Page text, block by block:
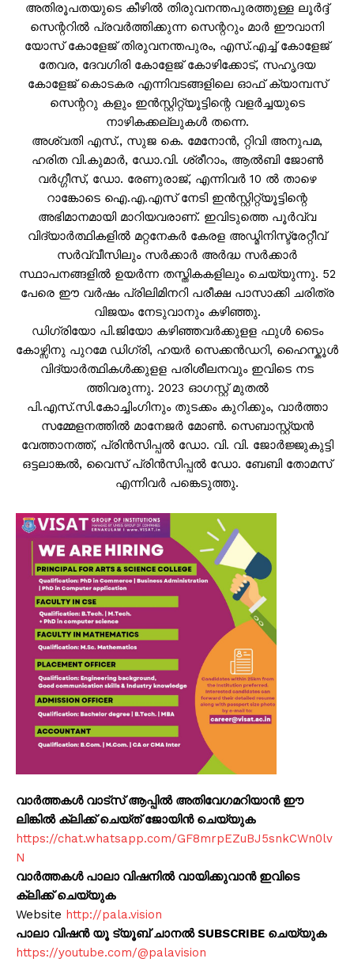
അതിരൂപതയുടെ കീഴിൽ തിരുവനന്തപുരത്തുള്ള ലൂർദ്ദ്
സെന്ററിൽ പ്രവർത്തിക്കുന്ന സെന്ററും മാർ ഈവാനി
യോസ് കോളേജ് തിരുവനന്തപുരം, എസ്.എച്ച് കോളേജ്
തേവര, ദേവഗിരി കോളേജ് കോഴിക്കോട്, സഹൃദയ
കോളേജ് കൊടകര എന്നിവടങ്ങളിലെ ഓഫ് ക്യാമ്പസ്
സെന്ററു കളും ഇൻസ്റ്റിറ്റ്യൂട്ടിന്റെ വളർച്ചയുടെ
നാഴികക്കല്ലുകൾ തന്നെ.
അശ്വതി എസ്., സുജ കെ. മേനോൻ, റ്റിവി അനുപമ,
ഹരിത വി.കുമാർ, ഡോ.വി. ശ്രീറാം, ആൽബി ജോൺ
വർഗ്ഗീസ്, ഡോ. രേണുരാജ്, എന്നിവർ 10 ൽ താഴെ
റാങ്കോടെ ഐ.എ.എസ് നേടി ഇൻസ്റ്റിറ്റ്യൂട്ടിന്റെ
അഭിമാനമായി മാറിയവരാണ്. ഇവിടുത്തെ പൂർവ്വ
വിദ്യാർത്ഥികളിൽ മറ്റനേകർ കേരള അഡ്മിനിസ്ട്രേറ്റീവ്
സർവ്വീസിലും സർക്കാർ അർദ്ധ സർക്കാർ
സ്ഥാപനങ്ങളിൽ ഉയർന്ന തസ്തികകളിലും ചെയ്യുന്നു. 52
പേരെ ഈ വർഷം പ്രിലിമിനറി പരീക്ഷ പാസാക്കി ചരിത്ര
വിജയം നേടുവാനും കഴിഞ്ഞു.
ഡിഗ്രിയോ പി.ജിയോ കഴിഞ്ഞവർക്കുളള ഫുൾ ടൈം
കോഴ്സിനു പുറമേ ഡിഗ്രി, ഹയർ സെക്കൻഡറി, ഹൈസ്കൂൾ
വിദ്യാർത്ഥികൾക്കുളള പരിശീലനവും ഇവിടെ നട
ത്തിവരുന്നു. 2023 ഓഗസ്റ്റ് മുതൽ
പി.എസ്.സി.കോച്ചിംഗിനും തുടക്കം കുറിക്കും, വാർത്താ
സമ്മേളനത്തിൽ മാനേജർ മോൺ. സെബാസ്റ്റ്യൻ
വേത്താനത്ത്, പ്രിൻസിപ്പൽ ഡോ. വി. വി. ജോർജ്ജുകുട്ടി
ഒട്ടലാങ്കൽ, വൈസ് പ്രിൻസിപ്പൽ ഡോ. ബേബി തോമസ്
എന്നിവർ പങ്കെടുത്തു.
വാർത്തകൾ വാട്സ് ആപ്പിൽ അതിവേഗമറിയാൻ ഈ
ലിങ്കിൽ ക്ലിക്ക് ചെയ്ത് ജോയിൻ ചെയ്യുക
https://chat.whatsapp.com/GF8mrpEZuBJ5snkCWn0lv
N
വാർത്തകൾ പാലാ വിഷനിൽ വായിക്കുവാൻ ഇവിടെ
ക്ലിക്ക് ചെയ്യുക
Website http://pala.vision
പാലാ വിഷൻ യൂ ട്യൂബ് ചാനൽ SUBSCRIBE ചെയ്യുക
https://youtube.com/@palavision